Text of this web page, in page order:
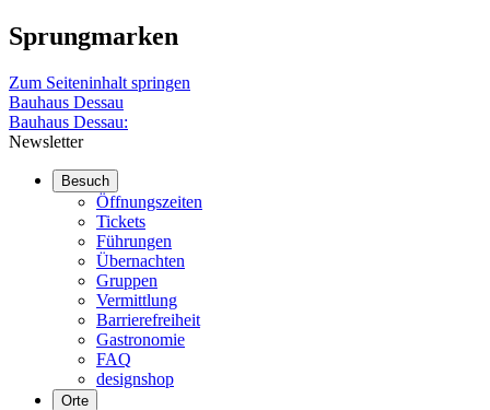
Sprungmarken
Zum Seiteninhalt springen
Bauhaus Dessau
Bauhaus Dessau:
Newsletter
Besuch
Öffnungszeiten
Tickets
Führungen
Übernachten
Gruppen
Vermittlung
Barrierefreiheit
Gastronomie
FAQ
designshop
Orte